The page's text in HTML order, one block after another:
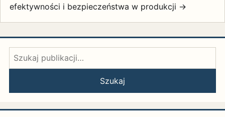
efektywności i bezpieczeństwa w produkcji →
Szukaj:
Szukaj